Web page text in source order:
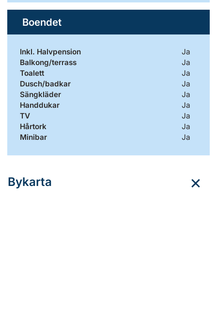
Boendet
Inkl. Halvpension
Ja
Balkong/terrass
Ja
Toalett
Ja
Dusch/badkar
Ja
Sängkläder
Ja
Handdukar
Ja
TV
Ja
Hårtork
Ja
Minibar
Ja
Bykarta